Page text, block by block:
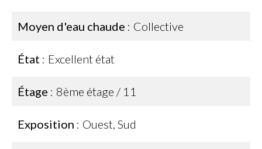
Moyen d'eau chaude Collective
État Excellent état
Étage 8ème étage / 11
Exposition Ouest, Sud